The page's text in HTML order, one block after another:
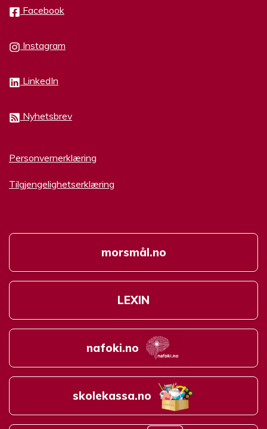
Facebook
Instagram
LinkedIn
Nyhetsbrev
Personvernerklæring
Tilgjengelighetserklæring
morsmål.no
LEXIN
nafoki.no
skolekassa.no